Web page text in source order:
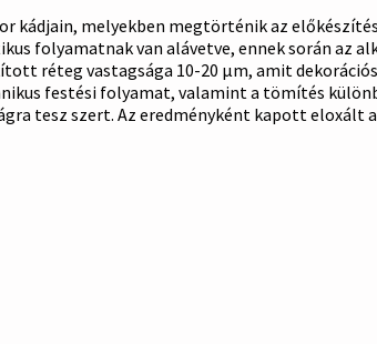
kádjain, melyekben megtörténik az
folyamatnak van alávetve, ennek során az
réteg vastagsága 10-20 µm, amit
festési folyamat, valamint a tömítés
tesz szert. Az eredményként kapott eloxált